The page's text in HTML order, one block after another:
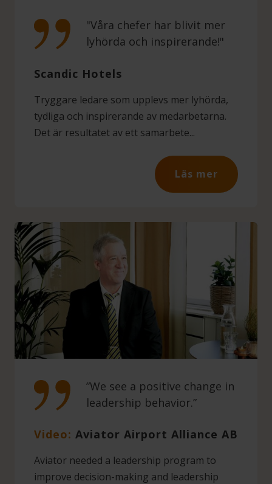
"Våra chefer har blivit mer
lyhörda och inspirerande!"
Scandic Hotels
Tryggare ledare som upplevs mer lyhörda,
tydliga och inspirerande av medarbetarna.
Det är resultatet av ett samarbete...
Läs mer
”We see a positive change in
leadership behavior.”
Video: Aviator Airport Alliance AB
Aviator needed a leadership program to
improve decision-making and leadership